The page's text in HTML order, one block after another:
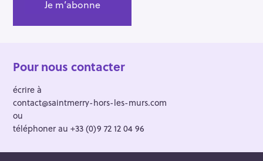
Pour nous contacter
écrire à
contact@saintmerry-hors-les-murs.com
ou
téléphoner au +33 (0)9 72 12 04 96